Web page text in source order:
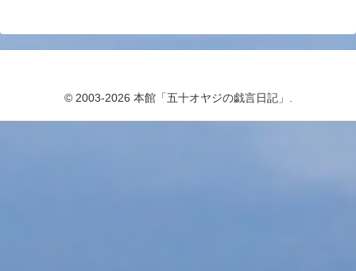
© 2003-2026 本館「五十オヤジの戯言日記」.